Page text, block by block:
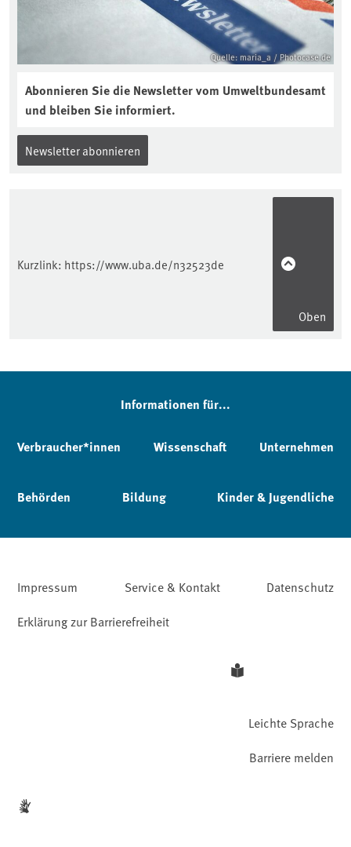
Quelle: maria_a / Photocase.de
Abonnieren Sie die Newsletter vom Umweltbundesamt
und bleiben Sie informiert.
Newsletter abonnieren
Kurzlink: https://www.uba.de/n32523de
Oben
Informationen für...
Verbraucher*innen Wissenschaft Unternehmen
Behörden Bildung Kinder & Jugendliche
Impressum Service & Kontakt
Datenschutz
Erklärung zur Barrierefreiheit
Leichte Sprache
Barriere melden